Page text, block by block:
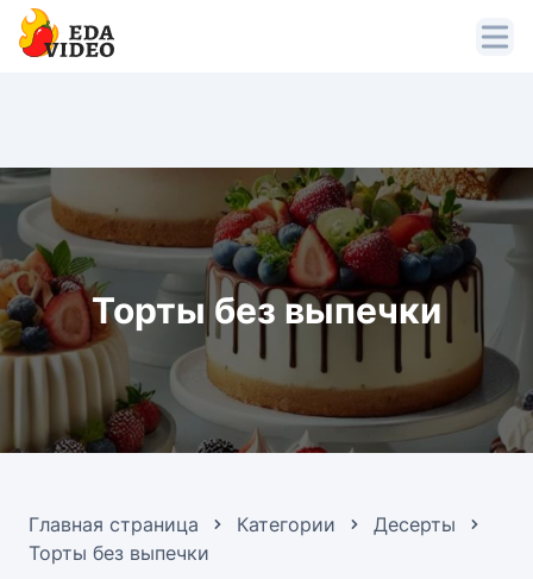
Торты без выпечки
Главная страница Категории
Десерты
Торты без выпечки